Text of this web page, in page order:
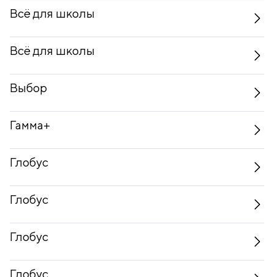
Всё для школы
Всё для школы
Выбор
Гамма+
Глобус
Глобус
Глобус
Глобус